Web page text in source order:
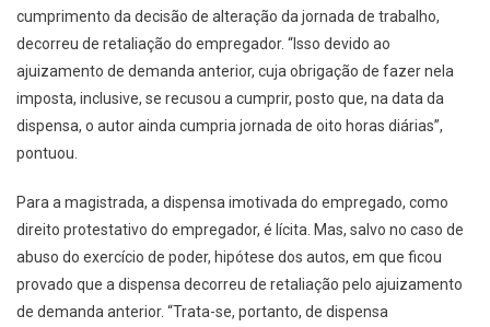
cumprimento da decisão de alteração da jornada de trabalho,
decorreu de retaliação do empregador. “Isso devido ao
ajuizamento de demanda anterior, cuja obrigação de fazer nela
imposta, inclusive, se recusou a cumprir, posto que, na data da
dispensa, o autor ainda cumpria jornada de oito horas diárias”,
pontuou.
Para a magistrada, a dispensa imotivada do empregado, como
direito protestativo do empregador, é lícita. Mas, salvo no caso de
abuso do exercício de poder, hipótese dos autos, em que ficou
provado que a dispensa decorreu de retaliação pelo ajuizamento
de demanda anterior. “Trata-se, portanto, de dispensa